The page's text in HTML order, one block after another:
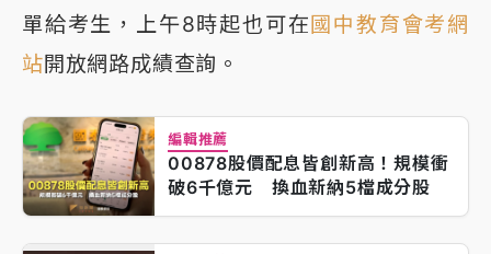
單給考生，上午8時起也可在 國中教育會考網
站開放網路成績查詢。
編輯推薦
00878股價配息皆創新高！規模衝
破6千億元 換血新納5檔成分股